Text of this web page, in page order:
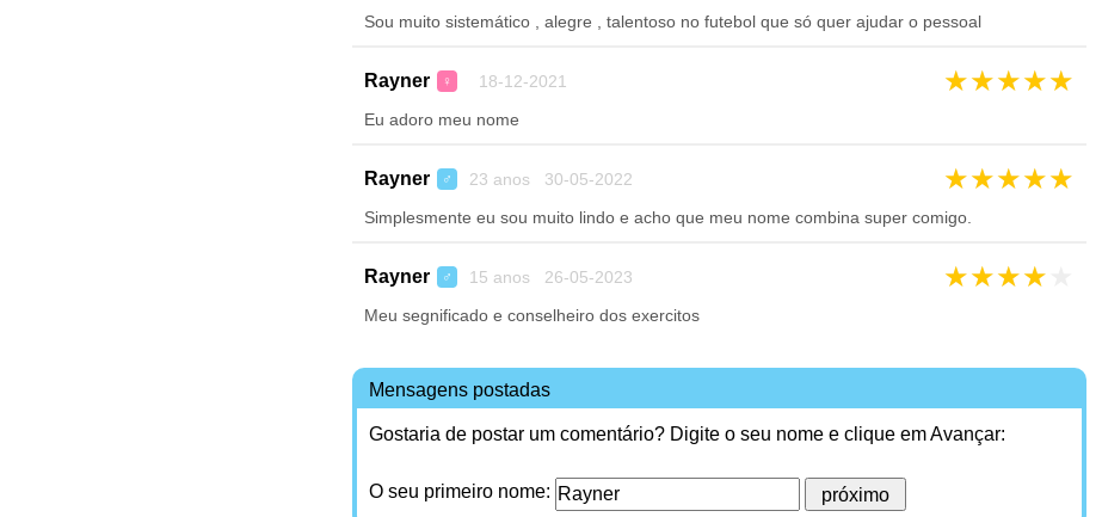
Sou muito sistemático , alegre , talentoso no futebol que só quer ajudar o pessoal
Rayner ♀ 18-12-2021 ★★★★★
Eu adoro meu nome
Rayner ♂ 23 anos 30-05-2022 ★★★★★
Simplesmente eu sou muito lindo e acho que meu nome combina super comigo.
Rayner ♂ 15 anos 26-05-2023 ★★★★
Meu segnificado e conselheiro dos exercitos
Mensagens postadas
Gostaria de postar um comentário? Digite o seu nome e clique em Avançar:
O seu primeiro nome: